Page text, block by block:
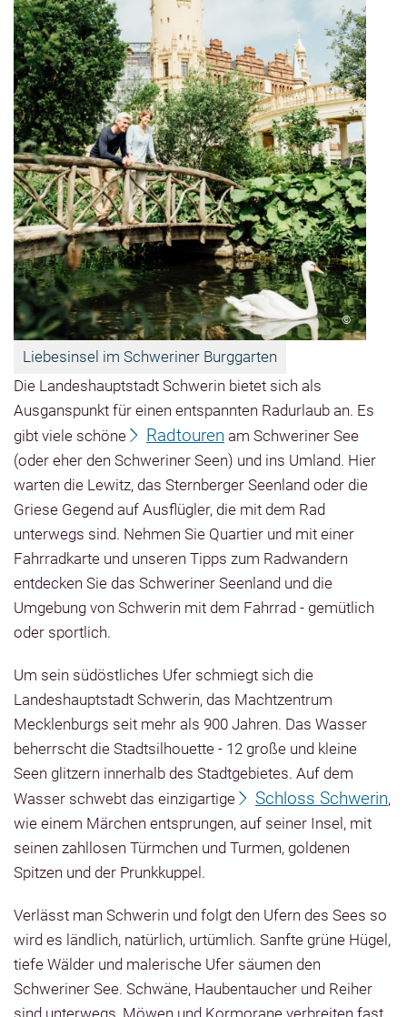
Liebesinsel im Schweriner Burggarten
©
Die Landeshauptstadt Schwerin bietet sich als
Ausganspunkt für einen entspannten Radurlaub an. Es
gibt viele schöne
Radtouren am Schweriner See
(oder eher den Schweriner Seen) und ins Umland. Hier
warten die Lewitz, das Sternberger Seenland oder die
Griese Gegend auf Ausflügler, die mit dem Rad
unterwegs sind. Nehmen Sie Quartier und mit einer
Fahrradkarte und unseren Tipps zum Radwandern
entdecken Sie das Schweriner Seenland und die
Umgebung von Schwerin mit dem Fahrrad - gemütlich
oder sportlich.
Um sein südöstliches Ufer schmiegt sich die
Landeshauptstadt Schwerin, das Machtzentrum
Mecklenburgs seit mehr als 900 Jahren. Das Wasser
beherrscht die Stadtsilhouette - 12 große und kleine
Seen glitzern innerhalb des Stadtgebietes. Auf dem
Wasser schwebt das einzigartige
Schloss Schwerin,
wie einem Märchen entsprungen, auf seiner Insel, mit
seinen zahllosen Türmchen und Turmen, goldenen
Spitzen und der Prunkkuppel.
Verlässt man Schwerin und folgt den Ufern des Sees so
wird es ländlich, natürlich, urtümlich. Sanfte grüne Hügel,
tiefe Wälder und malerische Ufer säumen den
Schweriner See. Schwäne, Haubentaucher und Reiher
sind unterwegs, Möwen und Kormorane verbreiten fast